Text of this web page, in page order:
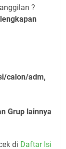
?
calon/adm,
Grup lainnya
di Daftar Isi